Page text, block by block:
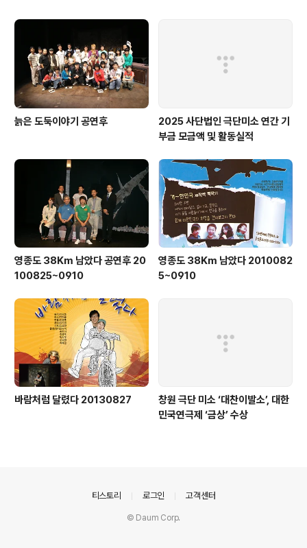
늙은 도둑이야기 공연후
2025 사단법인 극단미소 연간 기
부금 모금액 및 활동실적
영종도 38Km 남았다 공연후 20
100825~0910
영종도 38Km 남았다 2010082
5~0910
바람처럼 달렸다 20130827
창원 극단 미소 ‘대찬이발소’, 대한
민국연극제 ‘금상’ 수상
티스토리 로그인 고객센터
© Daum Corp.